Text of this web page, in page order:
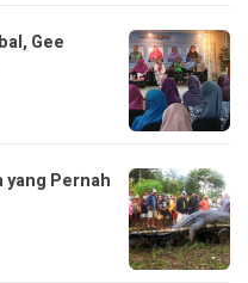
Gee
yang Pernah